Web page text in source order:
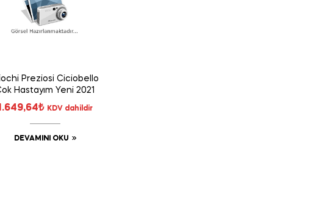
Preziosi Ciciobello
Hastayım Yeni 2021
₺ KDV dahildir
DEVAMINI OKU